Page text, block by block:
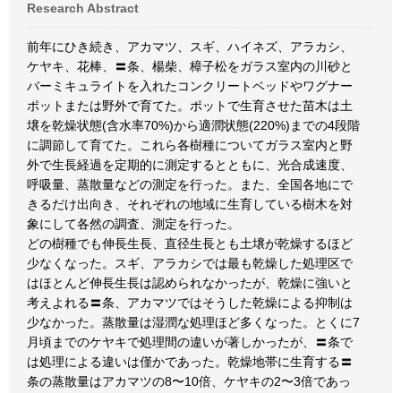
Research Abstract
前年にひき続き、アカマツ、スギ、ハイネズ、アラカシ、
ケヤキ、花棒、〓条、楊柴、樟子松をガラス室内の川砂と
バーミキュライトを入れたコンクリートベッドやワグナー
ポットまたは野外で育てた。ポットで生育させた苗木は土
壌を乾燥状態(含水率70%)から適潤状態(220%)までの4段階
に調節して育てた。これら各樹種についてガラス室内と野
外で生長経過を定期的に測定するとともに、光合成速度、
呼吸量、蒸散量などの測定を行った。また、全国各地にで
きるだけ出向き、それぞれの地域に生育している樹木を対
象にして各然の調査、測定を行った。
どの樹種でも伸長生長、直径生長とも土壌が乾燥するほど
少なくなった。スギ、アラカシでは最も乾燥した処理区で
はほとんど伸長生長は認められなかったが、乾燥に強いと
考えよれる〓条、アカマツではそうした乾燥による抑制は
少なかった。蒸散量は湿潤な処理ほど多くなった。とくに7
月頃までのケヤキで処理間の違いが著しかったが、〓条で
は処理による違いは僅かであった。乾燥地帯に生育する〓
条の蒸散量はアカマツの8〜10倍、ケヤキの2〜3倍であっ